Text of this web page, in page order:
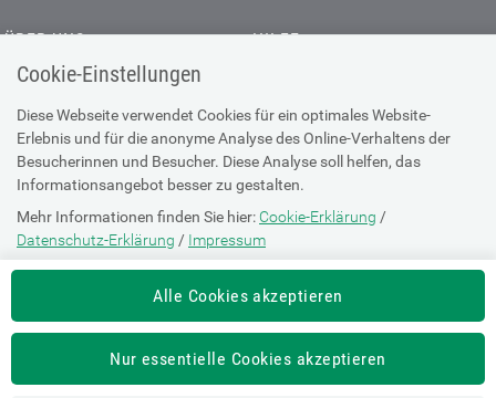
Cookie-Einstellungen
Diese Webseite verwendet Cookies für ein optimales Website-
Erlebnis und für die anonyme Analyse des Online-Verhaltens der
Besucherinnen und Besucher. Diese Analyse soll helfen, das
Informationsangebot besser zu gestalten.
Mehr Informationen finden Sie hier: Cookie-Erklärung /
Datenschutz-Erklärung / Impressum
Die Einstellung können Sie jederzeit auf der Seite "Cookie-Erklärung"
Alle Cookies akzeptieren
Nur essentielle Cookies akzeptieren
ÜBER UNS
Kontakt
Offene Stellen
Presse
HILFE
Browser-Info & Sicherheit
Hilfe zur Suche
Technische Unterstützung
DATENSCHUTZ
Cookie-Erklärung
Datenschutz-Erklärung
Impressum
Nutzungsbestimmungen